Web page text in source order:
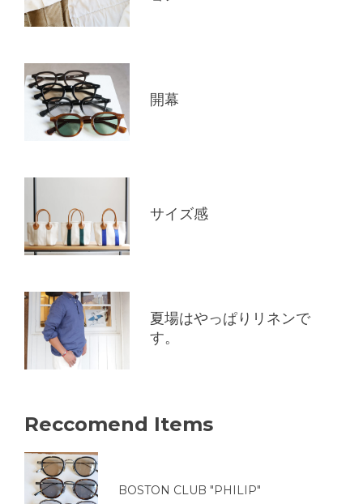
開幕
サイズ感
夏場はやっぱりリネンで
す。
Reccomend Items
BOSTON CLUB "PHILIP"